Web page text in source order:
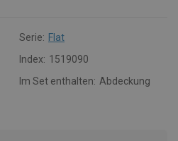
Serie: Flat
Index: 1519090
Im Set enthalten: Abdeckung